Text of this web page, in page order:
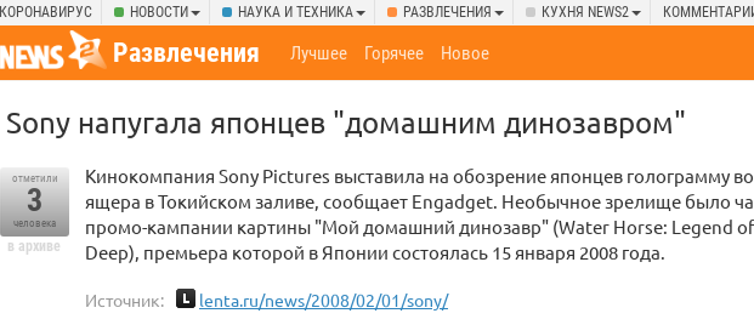
КОРОНАВИРУС НОВОСТИ НАУКА И ТЕХНИКА РАЗВЛЕЧЕНИЯ КУХНЯ NEWS2
Развлечения Лучшее Горячее Новое
Sony напугала японцев "домашним динозавром"
отметили
3
человека
в архиве
Кинокомпания Sony Pictures выставила на обозрение японцев голограмму
ящера в Токийском заливе, сообщает Engadget. Необычное зрелище было
промо-кампании картины "Мой домашний динозавр" (Water Horse: Legend
Deep), премьера которой в Японии состоялась 15 января 2008 года.
Источник: lenta.ru/news/2008/02/01/sony/